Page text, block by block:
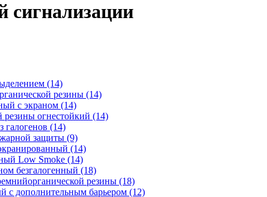
сигнализации
(14)
резины (14)
с экраном (14)
огнестойкий (14)
(14)
защиты (9)
(14)
Low Smoke (14)
безгалогенный (18)
резины (18)
с дополнительным барьером (12)